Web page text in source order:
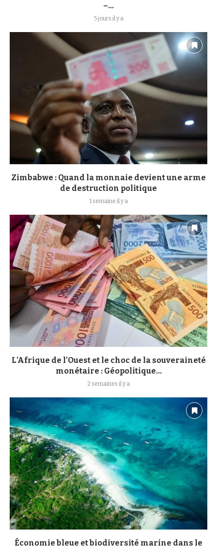
–...
5 jours il y a
Zimbabwe : Quand la monnaie devient une arme
de destruction politique
1 semaine il y a
L’Afrique de l’Ouest et le choc de la souveraineté
monétaire : Géopolitique...
2 semaines il y a
Économie bleue et biodiversité marine dans le